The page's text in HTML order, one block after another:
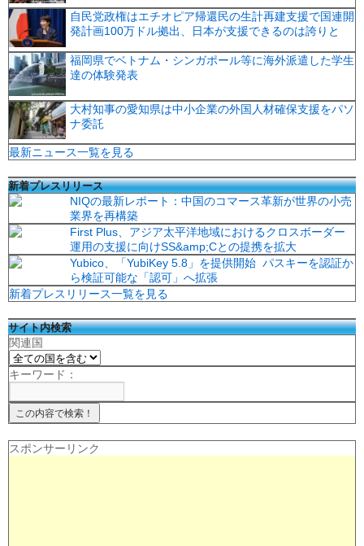
自民党政権はエチオピア帰還民の生計再建支援で国連開
発計画100万ドル拠出、日本が支援できるのは誇りと
福岡県でベトナム・シンガポール等に海外派遣した学生
達の体験発表
大村知事の愛知県は中小企業の外国人材確保支援をパソ
ナ委託
最新ニュース一覧を見る
新着プレスリリース
NIQの最新レポート：中国のコマース革新が世界の小売
業界を再構築
First Plus、アジア太平洋地域におけるクロスボーダー
運用の支援に向けSS&amp;Cとの提携を拡大
Yubico、「YubiKey 5.8」を提供開始 パスキーを認証か
ら検証可能な「認可」へ拡張
新着プレスリリース一覧を見る
サイト内検索
関連国
キーワード：
スポンサーリンク